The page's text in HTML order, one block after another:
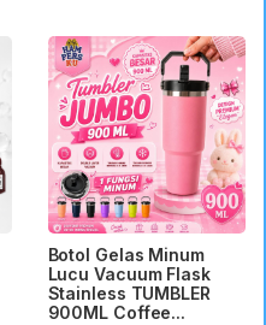
Botol Gelas Minum
Lucu Vacuum Flask
Stainless TUMBLER
900ML Coffee...